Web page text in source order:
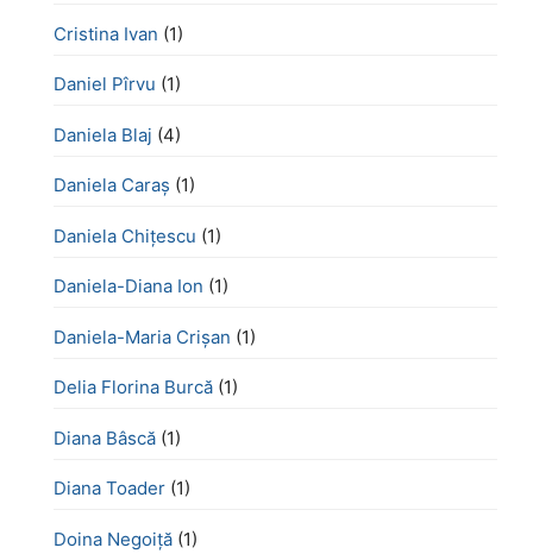
Cristina Ivan (1)
Daniel Pîrvu (1)
Daniela Blaj (4)
Daniela Caraș (1)
Daniela Chiţescu (1)
Daniela-Diana Ion (1)
Daniela-Maria Crișan (1)
Delia Florina Burcă (1)
Diana Bâscă (1)
Diana Toader (1)
Doina Negoiță (1)